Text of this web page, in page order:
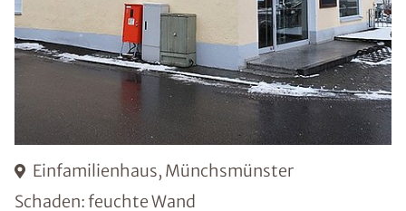
Einfamilienhaus, Münchsmünster
Schaden: feuchte Wand